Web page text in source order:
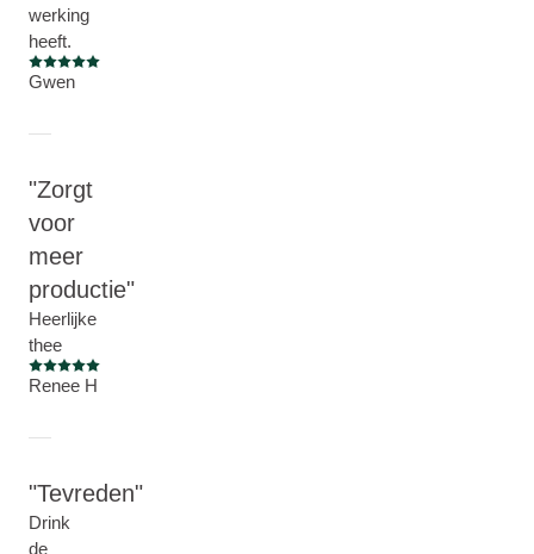
werking
heeft.
Beoordeling: 5 van 5
Gwen
Zorgt
voor
meer
productie
Heerlijke
thee
Beoordeling: 5 van 5
Renee H
Tevreden
Drink
de